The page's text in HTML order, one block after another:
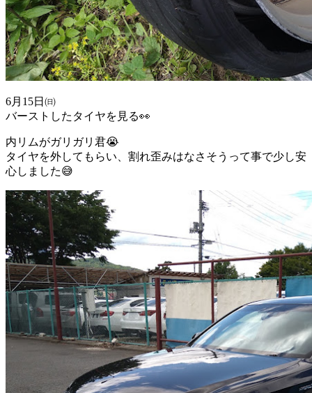
6月15日㈰
バーストしたタイヤを見る👀
内リムがガリガリ君😭
タイヤを外してもらい、割れ歪みはなさそうって事で少し安
心しました😅